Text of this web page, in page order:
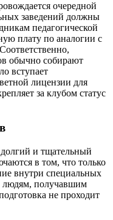
очередной
заведений должны
педагогической
плату по аналогии с
обычно собирают
вступает
лицензии для
за клубом статус
и тщательный
в том, что только
внутри специальных
людям, получавшим
не проходит